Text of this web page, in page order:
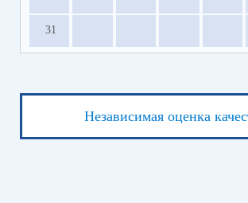
31
Независимая оценка